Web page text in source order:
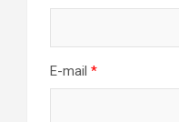
E-mail *